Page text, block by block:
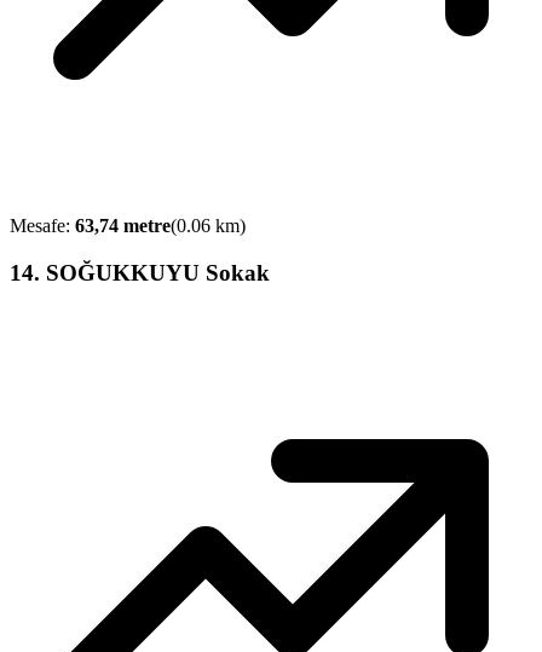
Mesafe: 63,74 metre(0.06 km)
14. SOĞUKKUYU Sokak